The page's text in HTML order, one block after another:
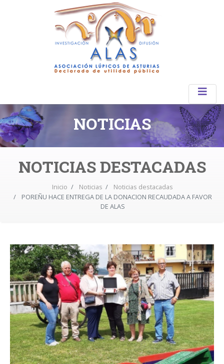
NOTICIAS
NOTICIAS DESTACADAS
Inicio Noticias
Noticias destacadas
POREÑU HACE ENTREGA DE LA DONACION RECAUDADA A FAVOR
DE ALAS